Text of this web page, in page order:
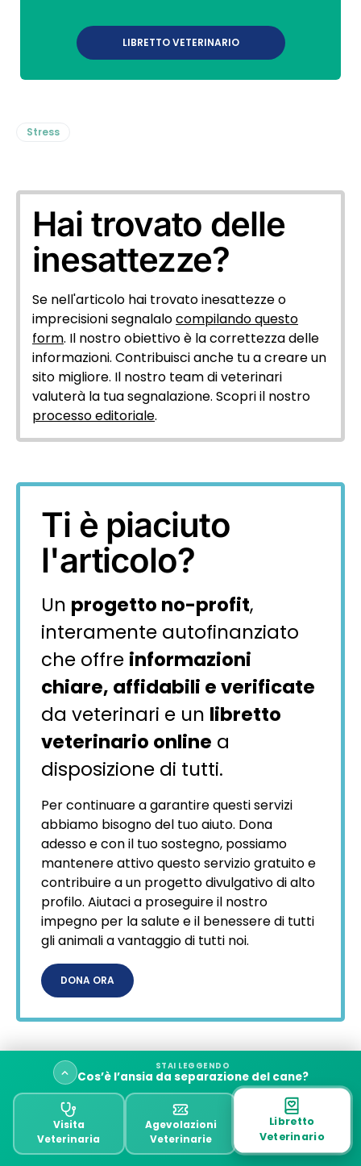
LIBRETTO VETERINARIO
Stress
Hai trovato delle
inesattezze?
Se nell'articolo hai trovato inesattezze o
imprecisioni segnalalocompilando questo
form. Il nostro obiettivo è la correttezza delle
informazioni. Contribuisci anche tu a creare un
sito migliore. Il nostro team di veterinari
valuterà la tua segnalazione. Scopri il nostro
processo editoriale.
Ti è piaciuto
l'articolo?
Un progetto no-profit,
interamente autofinanziato
che offre informazioni
chiare, affidabili e verificate
da veterinari e un libretto
veterinario online a
disposizione di tutti.
Per continuare a garantire questi servizi
abbiamo bisogno del tuo aiuto. Dona
adesso e con il tuo sostegno, possiamo
mantenere attivo questo servizio gratuito e
contribuire a un progetto divulgativo di alto
profilo. Aiutaci a proseguire il nostro
impegno per la salute e il benessere di tutti
gli animali a vantaggio di tutti noi.
DONA ORA
Related Posts
STAI LEGGENDO
Cos’è l’ansia da separazione del cane?
Come abituare il cane cucciolo o adulto a stare da
Visita
Veterinaria
Agevolazioni
Veterinarie
Libretto
Veterinario